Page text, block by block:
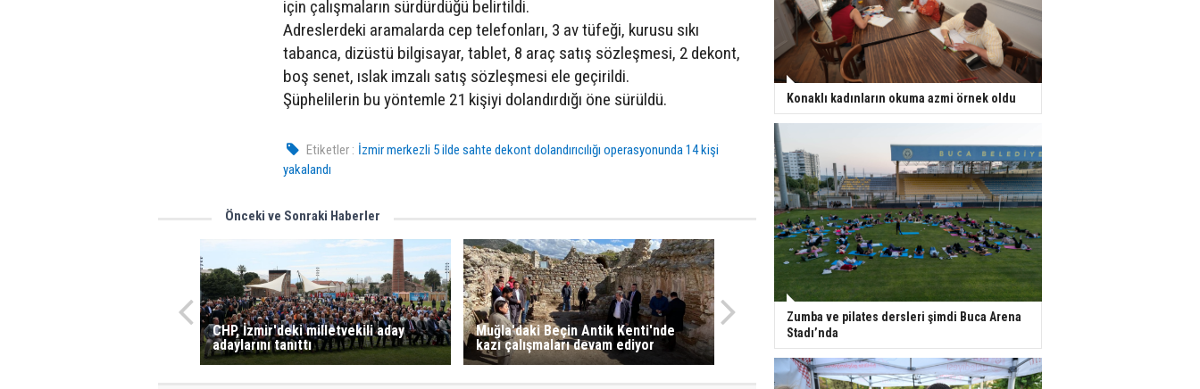
için çalışmaların sürdürdüğü belirtildi.
Adreslerdeki aramalarda cep telefonları, 3 av tüfeği, kurusu sıkı
tabanca, dizüstü bilgisayar, tablet, 8 araç satış sözleşmesi, 2 dekont,
boş senet, ıslak imzalı satış sözleşmesi ele geçirildi.
Şüphelilerin bu yöntemle 21 kişiyi dolandırdığı öne sürüldü.
Etiketler : İzmir merkezli 5 ilde sahte dekont dolandırıcılığı operasyonunda 14 kişi
yakalandı
Önceki ve Sonraki Haberler
CHP, İzmir'deki milletvekili aday
adaylarını tanıttı
Muğla'daki Beçin Antik Kenti'nde
kazı çalışmaları devam ediyor
Konaklı kadınların okuma azmi örnek oldu
Zumba ve pilates dersleri şimdi Buca Arena
Stadı’nda